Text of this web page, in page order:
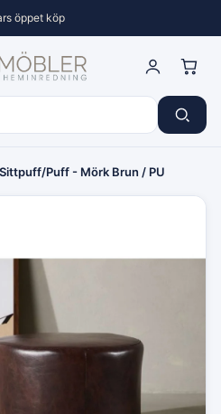
öppet köp
Puff - Mörk Brun / PU